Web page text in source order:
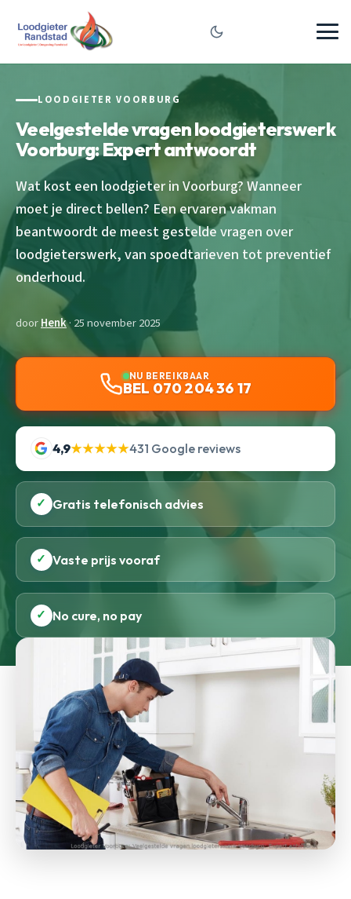
LOODGIETER VOORBURG
Veelgestelde vragen loodgieterswerk
Voorburg: Expert antwoordt
Wat kost een loodgieter in Voorburg? Wanneer
moet je direct bellen? Een ervaren vakman
beantwoordt de meest gestelde vragen over
loodgieterswerk, van spoedtarieven tot preventief
onderhoud.
doorHenk· 25 november 2025
NU BEREIKBAAR
BEL 070 204 36 17
4,9★★★★★431 Google reviews
✓ Gratis telefonisch advies
✓ Vaste prijs vooraf
✓ No cure, no pay